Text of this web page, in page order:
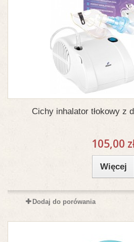
Cichy inhalator tłokowy z
105,00
Więcej
Dodaj do porówania